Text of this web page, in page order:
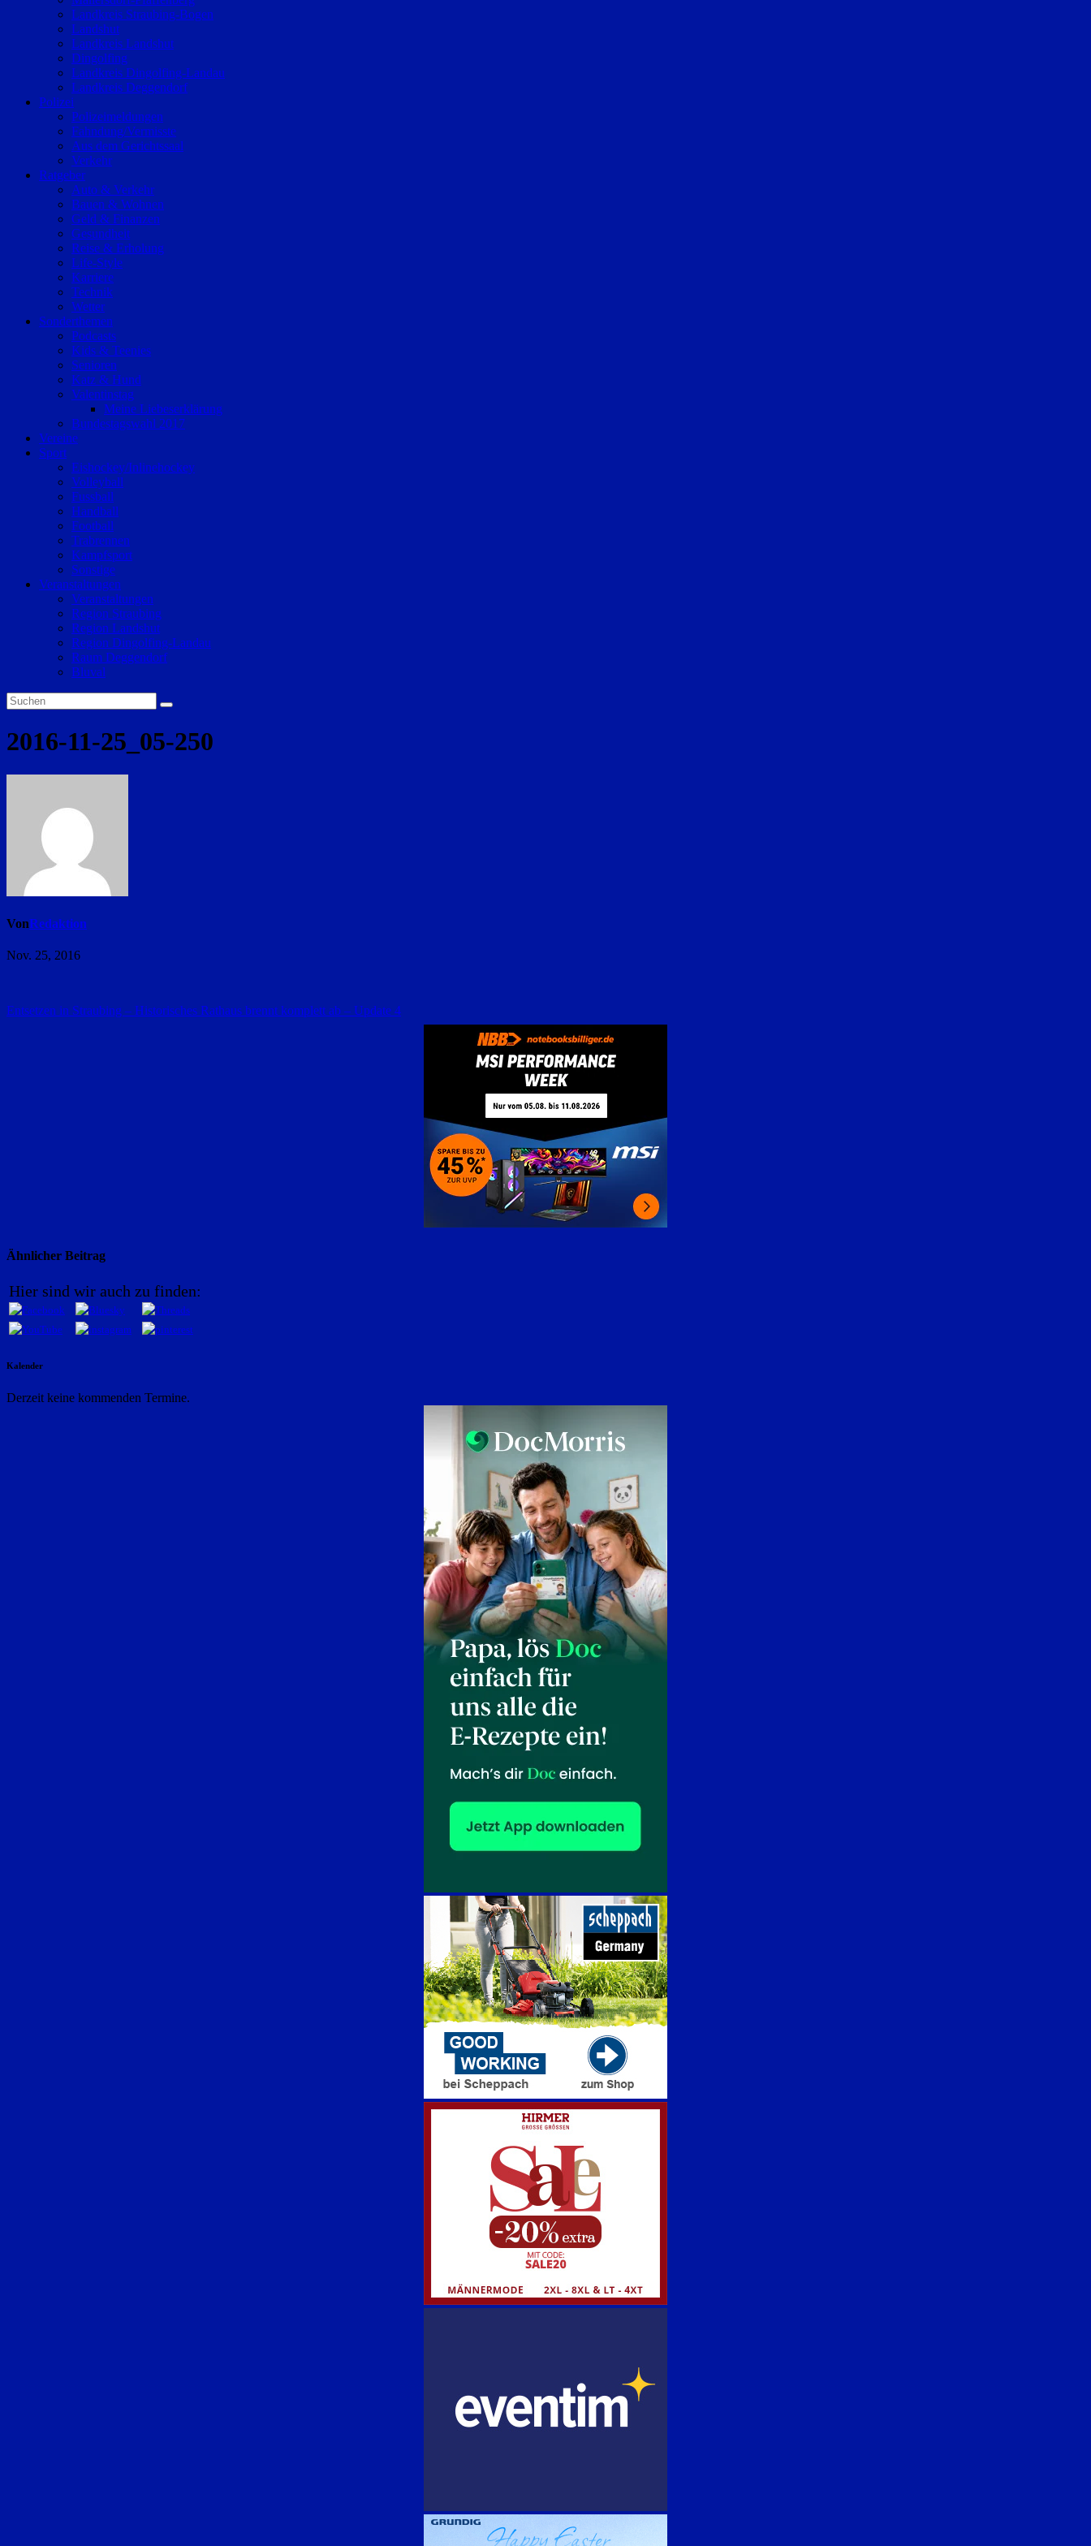
Landkreis Straubing-Bogen
Landshut
Landkreis Landshut
Dingolfing
Landkreis Dingolfing-Landau
Landkreis Deggendorf
Polizei
Polizeimeldungen
Fahndung/Vermisste
Aus dem Gerichtssaal
Verkehr
Ratgeber
Auto & Verkehr
Bauen & Wohnen
Geld & Finanzen
Gesundheit
Reise & Erholung
Life-Style
Karriere
Technik
Wetter
Sonderthemen
Podcasts
Kids & Teenies
Senioren
Katz & Hund
Valentinstag
Meine Liebeserklärung
Bundestagswahl 2017
Vereine
Sport
Eishockey/Inlinehockey
Volleyball
Fussball
Handball
Football
Trabrennen
Kampfsport
Sonstige
Veranstaltungen
Veranstaltungen
Region Straubing
Region Landshut
Region Dingolfing-Landau
Raum Deggendorf
Bluval
2016-11-25_05-250
VonRedaktion
Nov. 25, 2016
Beitragsnavigation
Entsetzen in Straubing – Historisches Rathaus brennt komplett ab – Update 4
Ähnlicher Beitrag
Hier sind wir auch zu finden:
Kalender
Derzeit keine kommenden Termine.